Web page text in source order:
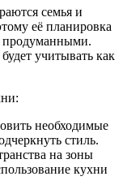
семья и
её планировка
продуманными.
учитывать как
необходимые
стиль.
на зоны
кухни